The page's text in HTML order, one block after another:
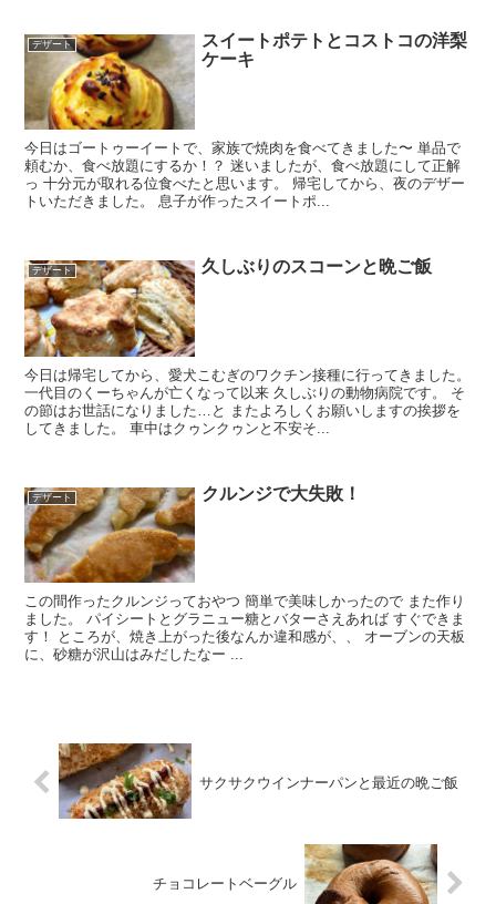
デザート
スイートポテトとコストコの洋梨
ケーキ
今日はゴートゥーイートで、家族で焼肉を食べてきました〜 単品で
頼むか、食べ放題にするか！？ 迷いましたが、食べ放題にして正解
っ 十分元が取れる位食べたと思います。 帰宅してから、夜のデザー
トいただきました。 息子が作ったスイートポ...
デザート 久しぶりのスコーンと晩ご飯
今日は帰宅してから、愛犬こむぎのワクチン接種に行ってきました。
一代目のくーちゃんが亡くなって以来 久しぶりの動物病院です。 そ
の節はお世話になりました…と またよろしくお願いしますの挨拶を
してきました。 車中はクゥンクゥンと不安そ...
デザート クルンジで大失敗！
この間作ったクルンジっておやつ 簡単で美味しかったので また作り
ました。 パイシートとグラニュー糖とバターさえあれば すぐできま
す！ ところが、焼き上がった後なんか違和感が、、 オーブンの天板
に、砂糖が沢山はみだしたなー ...
サクサクウインナーパンと最近の晩ご飯
チョコレートベーグル